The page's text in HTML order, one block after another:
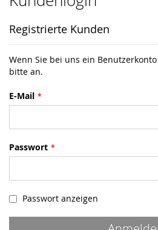
Registrierte Kunden
Wenn Sie bei uns ein
bitte an.
E-Mail
Passwort
Passwort anzeigen